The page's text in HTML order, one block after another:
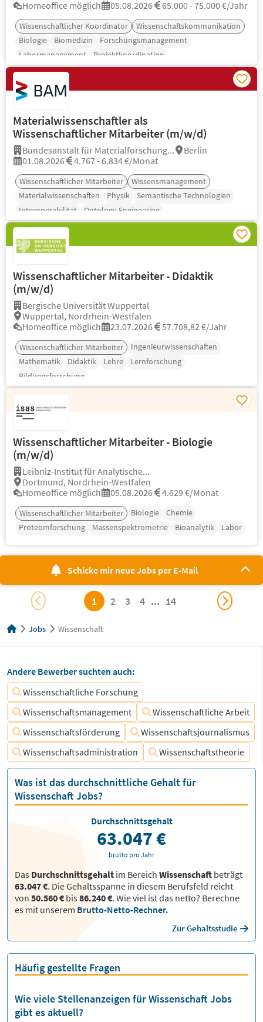
Homeoffice möglich
05.08.2026 65.000 - 75.000 €/Jahr
Wissenschaftlicher Koordinator
Wissenschaftskommunikation
Biologie
Biomedizin
Forschungsmanagement
Labormanagement
Projektkoordination
Materialwissenschaftler als
Wissenschaftlicher Mitarbeiter (m/w/d)
Bundesanstalt für Materialforschung...
Berlin
01.08.2026
4.767 - 6.834 €/Monat
Wissenschaftlicher Mitarbeiter
Wissensmanagement
Materialwissenschaften
Physik
Semantische Technologien
Interoperabilität
Ontology Engineering
Wissenschaftlicher Mitarbeiter - Didaktik
(m/w/d)
Bergische Universität Wuppertal
Wuppertal, Nordrhein-Westfalen
Homeoffice möglich
23.07.2026 57.708,82 €/Jahr
Wissenschaftlicher Mitarbeiter
Ingenieurwissenschaften
Mathematik
Didaktik Lehre
Lernforschung
Bildungsforschung
Wissenschaftlicher Mitarbeiter - Biologie
(m/w/d)
Leibniz-Institut für Analytische...
Dortmund, Nordrhein-Westfalen
Homeoffice möglich
05.08.2026 4.629 €/Monat
Wissenschaftlicher Mitarbeiter Biologie
Chemie
Proteomforschung
Massenspektrometrie Bioanalytik Labor
Schicke mir neue Jobs per E-Mail
1 2 3 4 ... 14
Jobs Wissenschaft
Andere Bewerber suchten auch:
Wissenschaftliche Forschung
Wissenschaftsmanagement
Wissenschaftliche Arbeit
Wissenschaftsförderung
Wissenschaftsjournalismus
Wissenschaftsadministration
Wissenschaftstheorie
Was ist das durchschnittliche Gehalt für
Wissenschaft Jobs?
Das Durchschnittsgehalt im Bereich Wissenschaft beträgt
63.047 €. Die Gehaltsspanne in diesem Berufsfeld reicht
von 50.560 € bis86.240 €. Wie viel ist das netto? Berechne
es mit unserem Brutto-Netto-Rechner.
Zur Gehaltsstudie
Durchschnittsgehalt
63.047 €
brutto pro Jahr
Häufig gestellte Fragen
Wie viele Stellenanzeigen für Wissenschaft Jobs
gibt es aktuell?